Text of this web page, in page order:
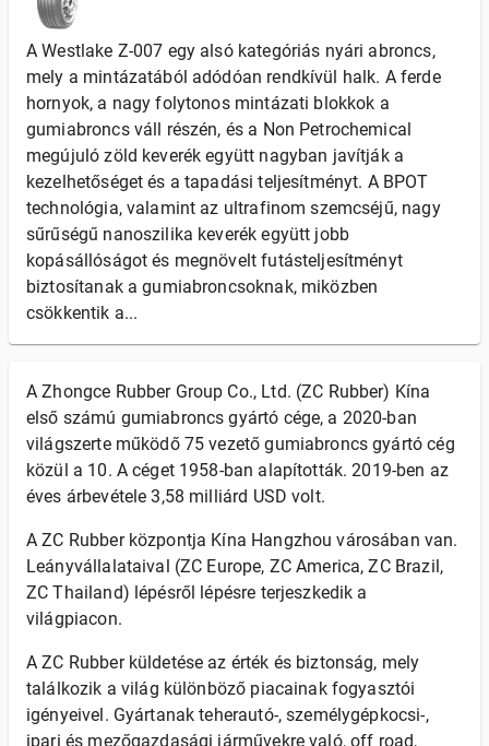
A Westlake Z-007 egy alsó kategóriás nyári abroncs,
mely a mintázatából adódóan rendkívül halk. A ferde
hornyok, a nagy folytonos mintázati blokkok a
gumiabroncs váll részén, és a Non Petrochemical
megújuló zöld keverék együtt nagyban javítják a
kezelhetőséget és a tapadási teljesítményt. A BPOT
technológia, valamint az ultrafinom szemcséjű, nagy
sűrűségű nanoszilika keverék együtt jobb
kopásállóságot és megnövelt futásteljesítményt
biztosítanak a gumiabroncsoknak, miközben
csökkentik a...
A Zhongce Rubber Group Co., Ltd. (ZC Rubber) Kína
első számú gumiabroncs gyártó cége, a 2020-ban
világszerte működő 75 vezető gumiabroncs gyártó cég
közül a 10. A céget 1958-ban alapították. 2019-ben az
éves árbevétele 3,58 milliárd USD volt.
A ZC Rubber központja Kína Hangzhou városában van.
Leányvállalataival (ZC Europe, ZC America, ZC Brazil,
ZC Thailand) lépésről lépésre terjeszkedik a
világpiacon.
A ZC Rubber küldetése az érték és biztonság, mely
találkozik a világ különböző piacainak fogyasztói
igényeivel. Gyártanak teherautó-, személygépkocsi-,
ipari és mezőgazdasági járművekre való, off road,